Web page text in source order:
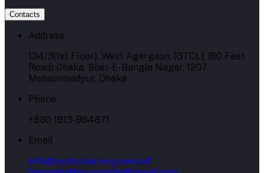
Contacts
Address
134/3(1st Floor), West Agargaon, (GTCL), (60 Feet
Road) Dhaka, Sher-E-Bangla Nagar, 1207
Mohammadpur, Dhaka
Phone
+880 1913-964871
Email
info@laptopbattery.com.bd'